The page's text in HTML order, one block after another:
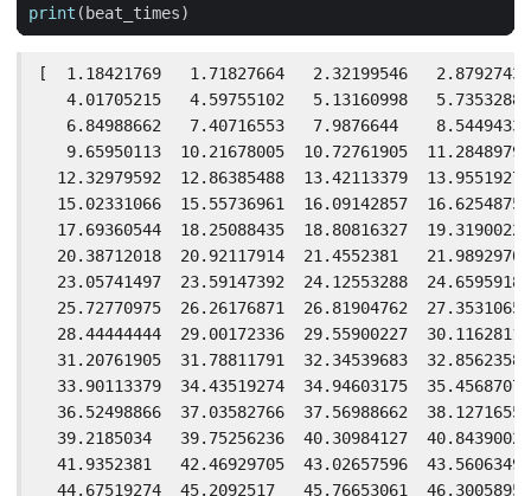
print ( beat_times)
[  1.18421769   1.71827664   2.32199546
4.01705215   4.59755102   5.13160998   5.7353288
6.84988662   7.40716553   7.9876644
9.65950113  10.21678005  10.72761905
12.32979592  12.86385488  13.42113379
15.02331066  15.55736961  16.09142857
17.69360544  18.25088435  18.80816327
20.38712018  20.92117914  21.4552381
23.05741497  23.59147392  24.12553288
25.72770975  26.26176871  26.81904762
28.44444444  29.00172336  29.55900227
31.20761905  31.78811791  32.34539683
33.90113379  34.43519274  34.94603175
36.52498866  37.03582766  37.56988662
39.2185034   39.75256236  40.30984127
41.9352381   42.46929705  43.02657596
44.67519274  45.2092517   45.76653061